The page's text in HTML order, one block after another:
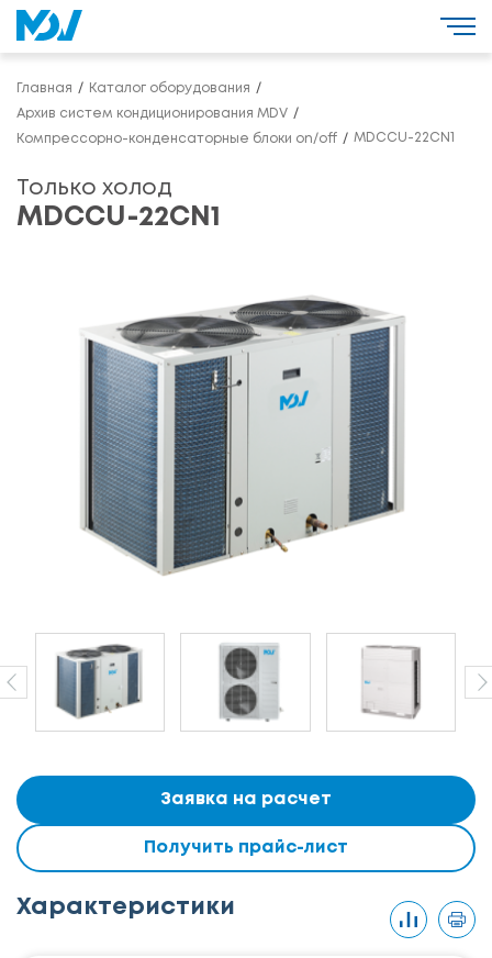
Главная Каталог оборудования
Архив систем кондиционирования MDV
Компрессорно-конденсаторные блоки on/off MDCCU-22CN1
Только холод
MDCCU-22CN1
Заявка на расчет
Получить прайс-лист
Характеристики